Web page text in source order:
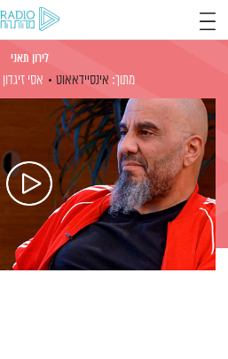
לירון תאני
מתוך: אינסיידאאוט אסי זיגדון